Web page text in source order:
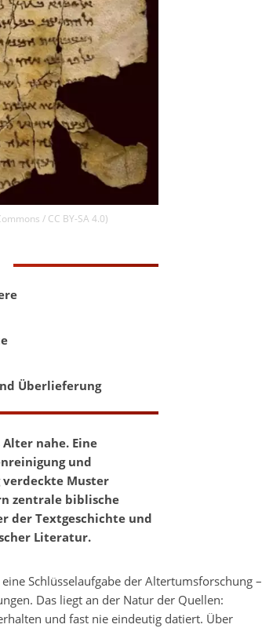
/ CC BY-SA 4.0)
Überlieferung
nahe. Eine
und
Muster
zentrale biblische
der Textgeschichte und
Literatur.
Schlüsselaufgabe der Altertumsforschung –
Das liegt an der Natur der Quellen:
und fast nie eindeutig datiert. Über